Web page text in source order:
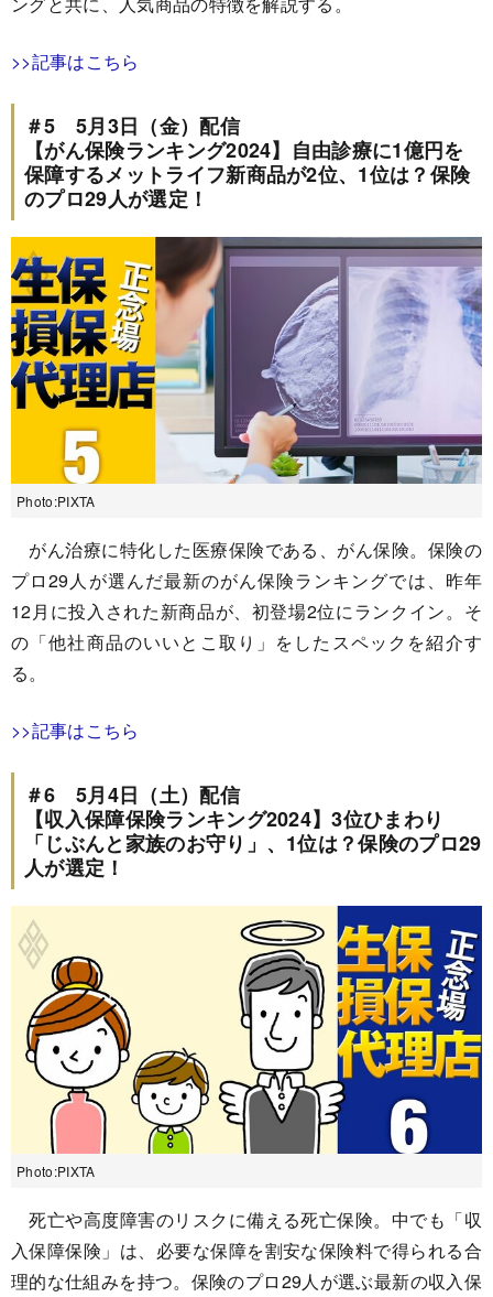
>>記事はこちら
＃5 5月3日（金）配信
【がん保険ランキング2024】自由診療に1億円を
保障するメットライフ新商品が2位、1位は？保険
のプロ29人が選定！
Photo:PIXTA
がん治療に特化した医療保険である、がん保険。保険の
プロ29人が選んだ最新のがん保険ランキングでは、昨年
12月に投入された新商品が、初登場2位にランクイン。そ
の「他社商品のいいとこ取り」をしたスペックを紹介す
る。
>>記事はこちら
＃6 5月4日（土）配信
【収入保障保険ランキング2024】3位ひまわり
「じぶんと家族のお守り」、1位は？保険のプロ29
人が選定！
Photo:PIXTA
死亡や高度障害のリスクに備える死亡保険。中でも「収
入保障保険」は、必要な保障を割安な保険料で得られる合
理的な仕組みを持つ。保険のプロ29人が選ぶ最新の収入保